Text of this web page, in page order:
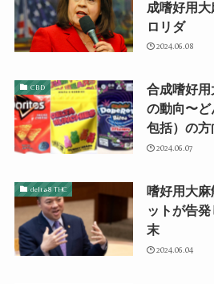
成嗜好用
ロリダ
2024.06.08
CBD
合成嗜好用
の動向〜
包括）の方
2024.06.07
delta-8 THC
嗜好用大
ットが告
末
2024.06.04